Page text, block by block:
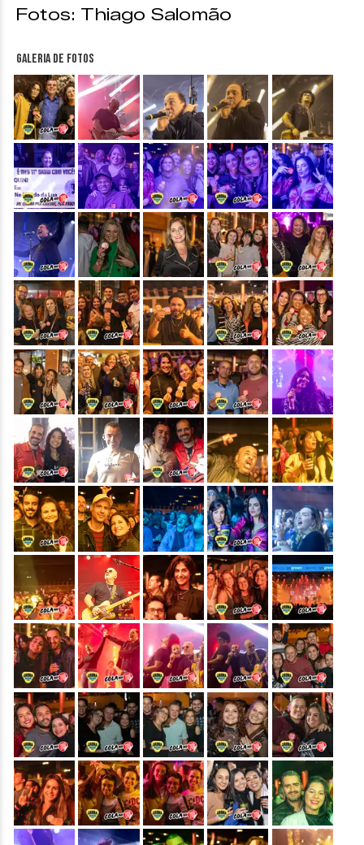
Fotos: Thiago Salomão
galeria de fotos